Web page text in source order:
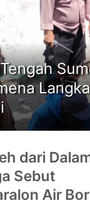
dari
Sebut
Air Bor